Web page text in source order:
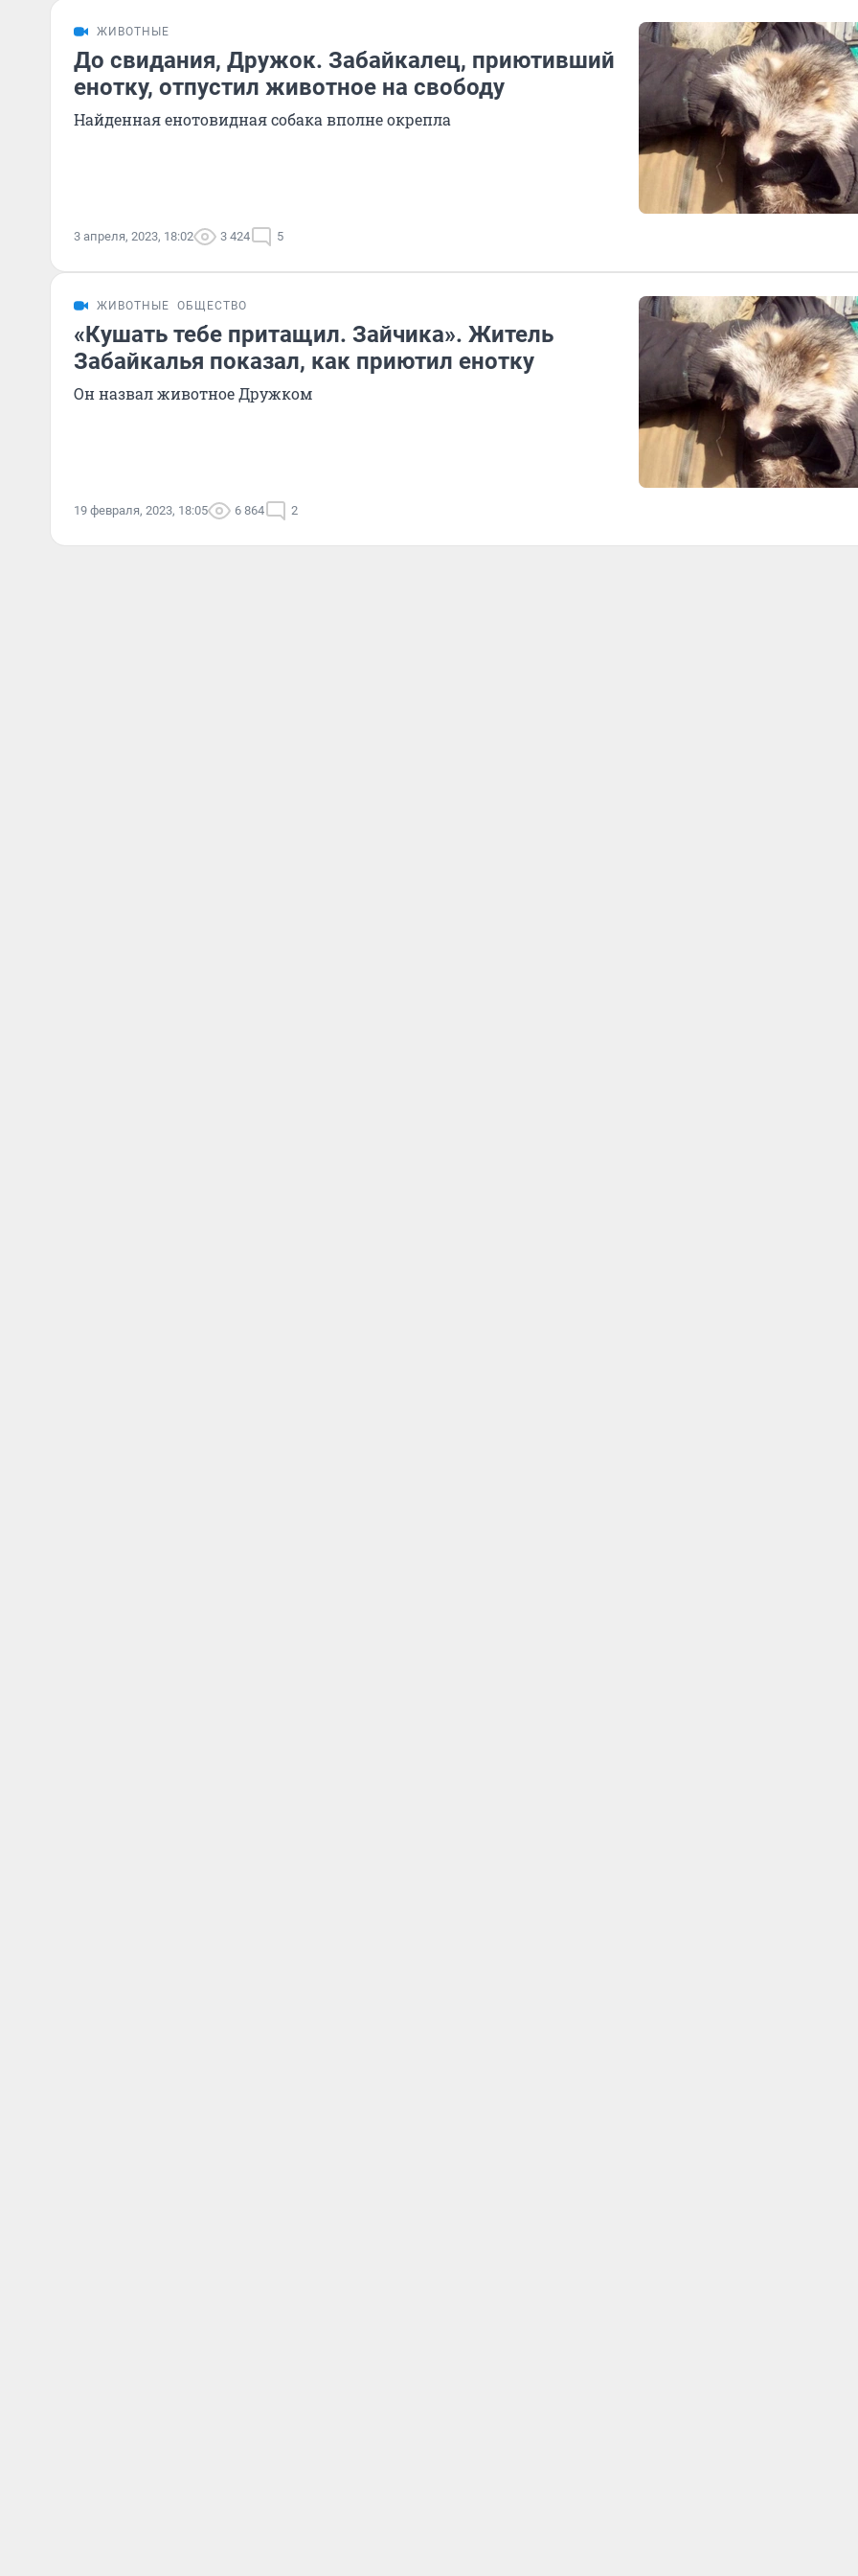
ЖИВОТНЫЕ
До свидания, Дружок. Забайкалец, приютивший
енотку, отпустил животное на свободу
Найденная енотовидная собака вполне окрепла
3 апреля, 2023, 18:02 3 424 5
ЖИВОТНЫЕ ОБЩЕСТВО
«Кушать тебе притащил. Зайчика». Житель
Забайкалья показал, как приютил енотку
Он назвал животное Дружком
19 февраля, 2023, 18:05 6 864 2